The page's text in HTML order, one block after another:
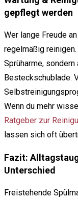
gepflegt werden
Wer lange Freude
regelmäßig
Sprüharme,
Besteckschublade.
Wenn du mehr
Ratgeber zur
lassen sich oft
Fazit:
Unterschied
Freistehende